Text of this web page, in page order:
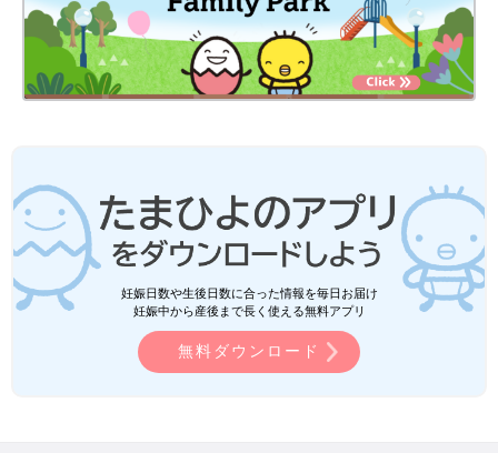
まごと用の冷蔵庫に貼って使っています。本物の冷蔵庫のように
マグネットを付けられるので、おままごともさらに楽しくなりそ
です。子どもは、おままごとを通して社会性を
学び、コミュニケーション能力を身に付けてい
きます。他にも想像力を高めたり言葉の発達を
促したりと、たくさんの効果が得られるんで
す！今回は、プチプラで楽しめるおままごとア
イテムを紹介します。現役保育士がおすすめポ
イントや遊び方のヒントなどを解説するのでぜ
ひ参考にしてみてくださいね♪ ●小さいパーツ
は、誤飲にご注意ください。 ●対象年齢をご確
認の上、遊んでください。
知育にお絵かき、おままごとにも使えるホワイトボ
ードは子育て世帯にぴったり！
今回は、子どもの遊びや知育に使えるホワイトボードを紹介しま
した。マグネットおもちゃやお絵かきなどで遊んだり、文字の練
妊娠日数や生後日数に合った情報を毎日お届け
妊娠中から産後まで長く使える無料アプリ
無料ダウンロード